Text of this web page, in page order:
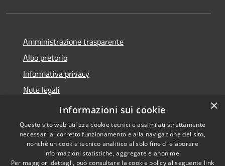
Amministrazione trasparente
Albo pretorio
Informativa privacy
Note legali
Dichiarazione di accessibilità
Copyright © 2026 • Comune di
×
Informazioni sui cookie
Questo sito web utilizza cookie tecnici e assimilati strettamente
necessari al corretto funzionamento e alla navigazione del sito,
nonché un cookie tecnico analitico al solo fine di elaborare
informazioni statistiche, aggregate e anonime.
Per maggiori dettagli, può consultare la cookie policy al seguente link